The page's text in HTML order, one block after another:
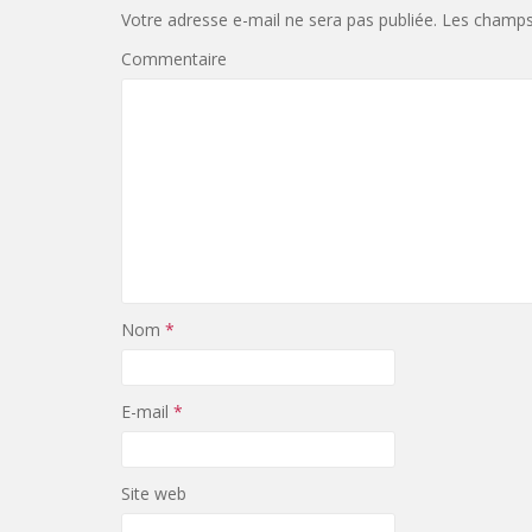
Votre adresse e-mail ne sera pas publiée. Les
Commentaire
Nom *
E-mail *
Site web